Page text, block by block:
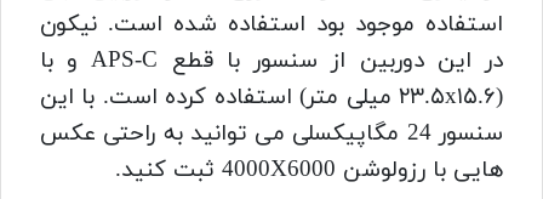
استفاده موجود بود استفاده شده است. نیکون
در این دوربین از سنسور با قطع APS-C و با
(۲۳.۵x۱۵.۶ میلی‌ متر) استفاده کرده است. با این
سنسور 24 مگاپیکسلی می توانید به راحتی عکس
هایی با رزولوشن 4000X6000 ثبت کنید.